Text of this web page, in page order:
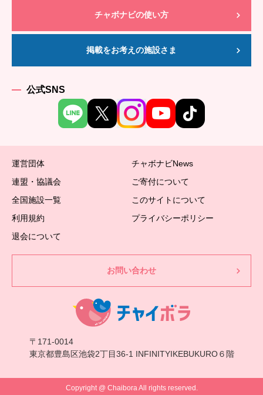
チャボナビの使い方
掲載をお考えの施設さま
公式SNS
運営団体
チャボナビNews
連盟・協議会
ご寄付について
全国施設一覧
このサイトについて
利用規約
プライバシーポリシー
退会について
お問い合わせ
〒171-0014
東京都豊島区池袋2丁目36-1 INFINITYIKEBUKURO６階
Copyright @ Chaibora All rights reserved.